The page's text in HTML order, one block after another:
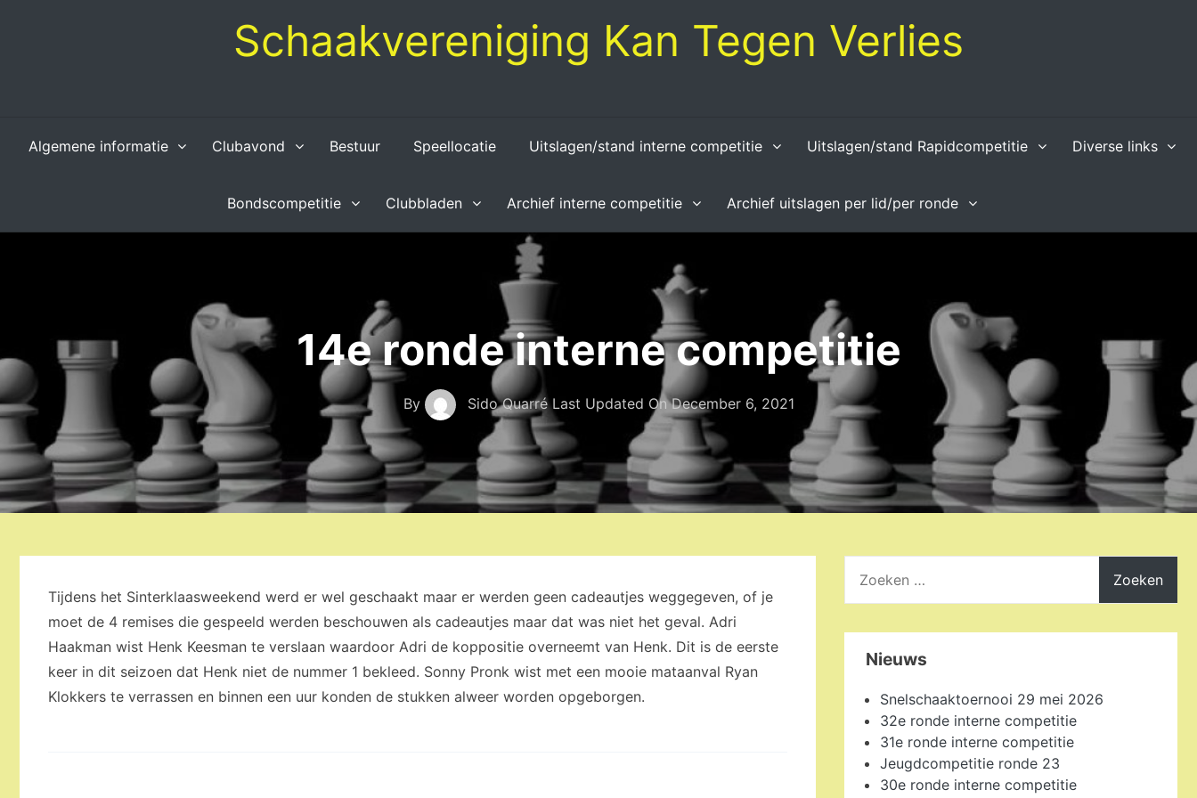
Schaakvereniging Kan Tegen Verlies
Algemene informatie Clubavond Bestuur Speellocatie Uitslagen/stand interne competitie Uitslagen/stand Rapidcompetitie Diverse links
Bondscompetitie Clubbladen Archief interne competitie Archief uitslagen per lid/per ronde
14e ronde interne competitie
By Sido QuarréLast Updated OnDecember 6, 2021
Tijdens het Sinterklaasweekend werd er wel geschaakt maar er werden geen cadeautjes weggegeven, of je
moet de 4 remises die gespeeld werden beschouwen als cadeautjes maar dat was niet het geval. Adri
Haakman wist Henk Keesman te verslaan waardoor Adri de koppositie overneemt van Henk. Dit is de eerste
keer in dit seizoen dat Henk niet de nummer 1 bekleed. Sonny Pronk wist met een mooie mataanval Ryan
Klokkers te verrassen en binnen een uur konden de stukken alweer worden opgeborgen.
naar:
Nieuws
Snelschaaktoernooi 29 mei 2026
32e ronde interne competitie
31e ronde interne competitie
Jeugdcompetitie ronde 23
30e ronde interne competitie